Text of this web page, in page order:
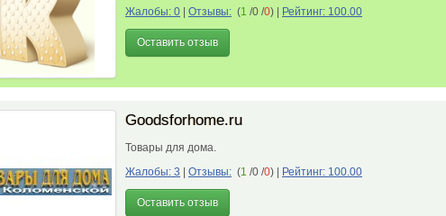
Жалобы: 0
Отзывы: (1 /0 /0) Рейтинг: 100.00
Оставить отзыв
Goodsforhome.ru
Товары для дома.
Жалобы: 3
Отзывы: (1 /0 /0) Рейтинг: 100.00
Оставить отзыв